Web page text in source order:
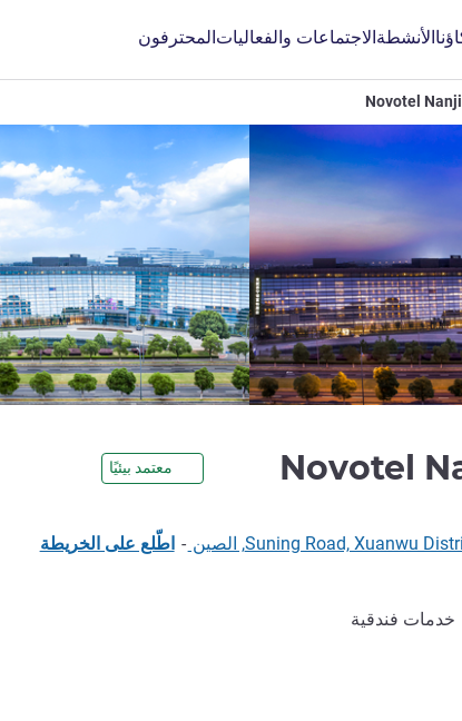
الأنشطةالاجتماعات والفعالياتالمحترفون
Novotel
Novotel معتمد بيئيًا
- اطّلع على الخريطة
خدمات فندقية